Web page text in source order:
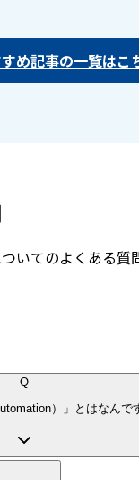
め記事の一覧はこ
いてのよくある質
Q
）」とはなんで